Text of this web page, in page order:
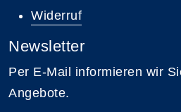
Widerruf
Newsletter
Per E-Mail informieren wir
Angebote.